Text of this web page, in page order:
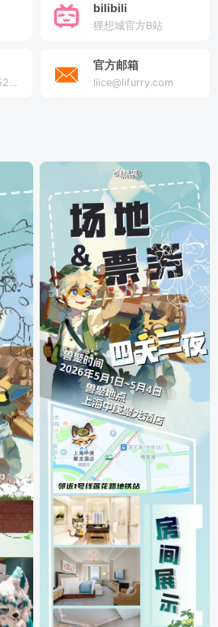
bilibili
狸想城官方B站
群号：群号：1075298649
官方邮箱
liice@lifurry.com